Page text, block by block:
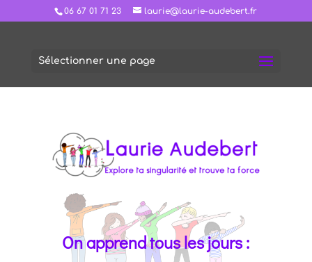
06 67 01 71 23 laurie@laurie-audebert.fr
Sélectionner une page
On apprend tous les jours :